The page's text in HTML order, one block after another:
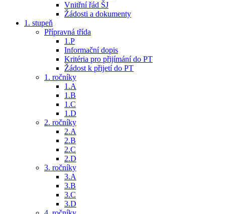
Vnitřní řád ŠJ
Žádosti a dokumenty
1. stupeň
Přípravná třída
1.P
Informační dopis
Kritéria pro přijímání do PT
Žádost k přijetí do PT
1. ročníky
1.A
1.B
1.C
1.D
2. ročníky
2.A
2.B
2.C
2.D
3. ročníky
3.A
3.B
3.C
3.D